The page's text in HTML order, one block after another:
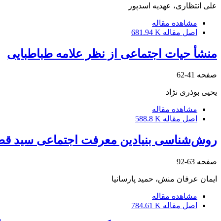
علی انتظاری، عهدیه اسدپور
مشاهده مقاله
اصل مقاله 681.94 K
منشأ حیات اجتماعی از نظر علامه طباطبایی
صفحه 41-62
یحیی بوذری نژاد
مشاهده مقاله
اصل مقاله 588.8 K
روش‌شناسی بنیادین معرفت اجتماعی سید
صفحه 63-92
ایمان عرفان منش، حمید پارسانیا
مشاهده مقاله
اصل مقاله 784.61 K